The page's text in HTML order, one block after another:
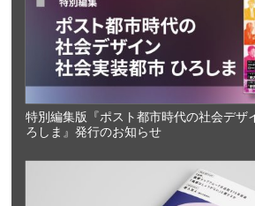
特別編集版『ポスト都市時代の社会デザ
ろしま』発行のお知らせ